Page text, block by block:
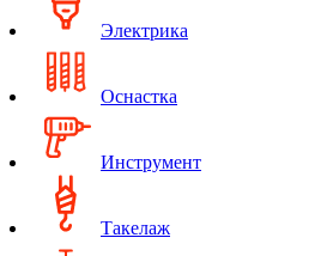
Электрика
Оснастка
Инструмент
Такелаж